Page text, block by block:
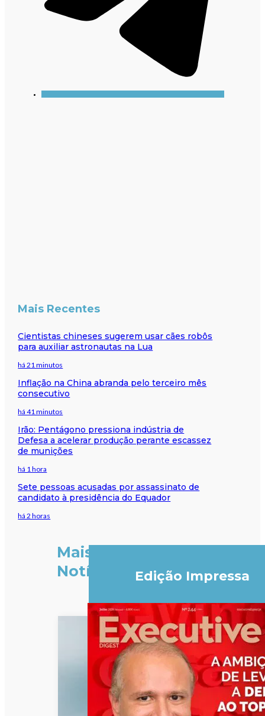
Mais Recentes
Cientistas chineses sugerem usar cães robôs
para auxiliar astronautas na Lua
há 21 minutos
Inflação na China abranda pelo terceiro mês
consecutivo
há 41 minutos
Irão: Pentágono pressiona indústria de
Defesa a acelerar produção perante escassez
de munições
há 1 hora
Sete pessoas acusadas por assassinato de
candidato à presidência do Equador
há 2 horas
Mais
Notícias
Edição Impressa